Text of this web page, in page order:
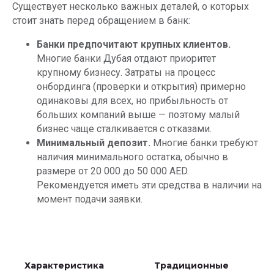
Существует несколько важных деталей, о которых
стоит знать перед обращением в банк:
Банки предпочитают крупных клиентов.
Многие банки Дубая отдают приоритет
крупному бизнесу. Затраты на процесс
онбординга (проверки и открытия) примерно
одинаковы для всех, но прибыльность от
больших компаний выше — поэтому малый
бизнес чаще сталкивается с отказами.
Минимальный депозит. Многие банки требуют
наличия минимального остатка, обычно в
размере от 20 000 до 50 000 AED.
Рекомендуется иметь эти средства в наличии на
момент подачи заявки.
Характеристика
Традиционные